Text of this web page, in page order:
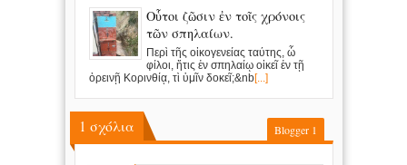
Οὗτοι ζῶσιν ἐν τοῖς χρόνοις
τῶν σπηλαίων.
Περὶ τῆς οἰκογενείας ταύτης, ὦ
φίλοι, ἥτις ἐν σπηλαίῳ οἰκεῖ ἐν τῇ
ὀρεινῇ Κορινθίᾳ, τὶ ὑμῖν δοκεῖ;&nb[...]
1 σχόλια Blogger 1